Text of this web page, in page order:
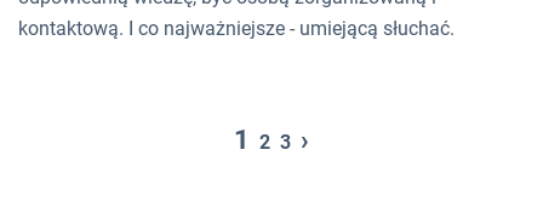
kontaktową. I co najważniejsze - umiejącą słuchać.
1 2 3 ›